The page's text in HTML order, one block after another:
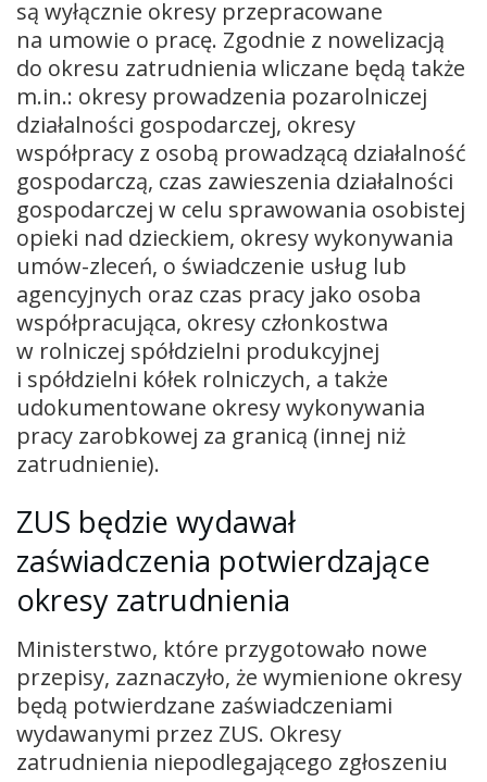
są wyłącznie okresy przepracowane
na umowie o pracę. Zgodnie z nowelizacją
do okresu zatrudnienia wliczane będą także
m.in.: okresy prowadzenia pozarolniczej
działalności gospodarczej, okresy
współpracy z osobą prowadzącą działalność
gospodarczą, czas zawieszenia działalności
gospodarczej w celu sprawowania osobistej
opieki nad dzieckiem, okresy wykonywania
umów-zleceń, o świadczenie usług lub
agencyjnych oraz czas pracy jako osoba
współpracująca, okresy członkostwa
w rolniczej spółdzielni produkcyjnej
i spółdzielni kółek rolniczych, a także
udokumentowane okresy wykonywania
pracy zarobkowej za granicą (innej niż
zatrudnienie).
ZUS będzie wydawał
zaświadczenia potwierdzające
okresy zatrudnienia
Ministerstwo, które przygotowało nowe
przepisy, zaznaczyło, że wymienione okresy
będą potwierdzane zaświadczeniami
wydawanymi przez ZUS. Okresy
zatrudnienia niepodlegającego zgłoszeniu